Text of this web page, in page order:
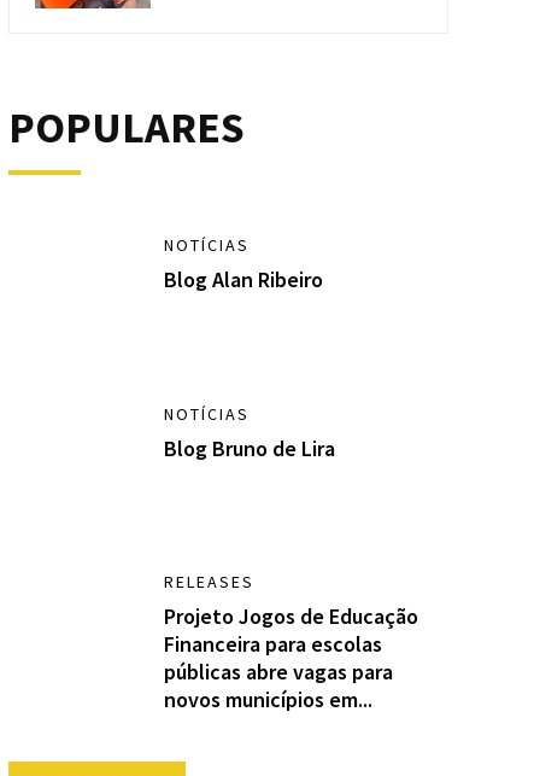
POPULARES
NOTÍCIAS
Blog Alan Ribeiro
NOTÍCIAS
Blog Bruno de Lira
RELEASES
Projeto Jogos de Educação
Financeira para escolas
públicas abre vagas para
novos municípios em...